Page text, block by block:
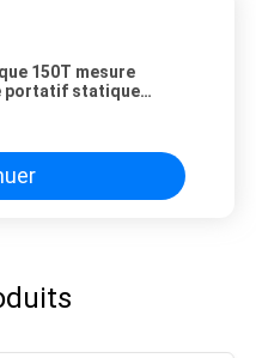
150T mesure
portatif statique